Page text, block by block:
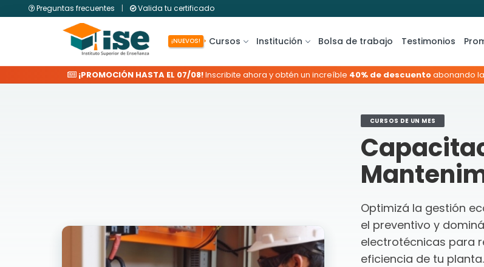
Preguntas frecuentes | Valida tu certificado
¡NUEVOS! Cursos Institución Bolsa de trabajo Testimonios
¡PROMOCIÓN HASTA EL 07/08!Inscribite ahora y obtén un increíble 40% de descuentoabonando la
CURSOS DE UN MES
Optimizá la gestión
el preventivo y
electrotécnicas para
eficiencia de tu planta.